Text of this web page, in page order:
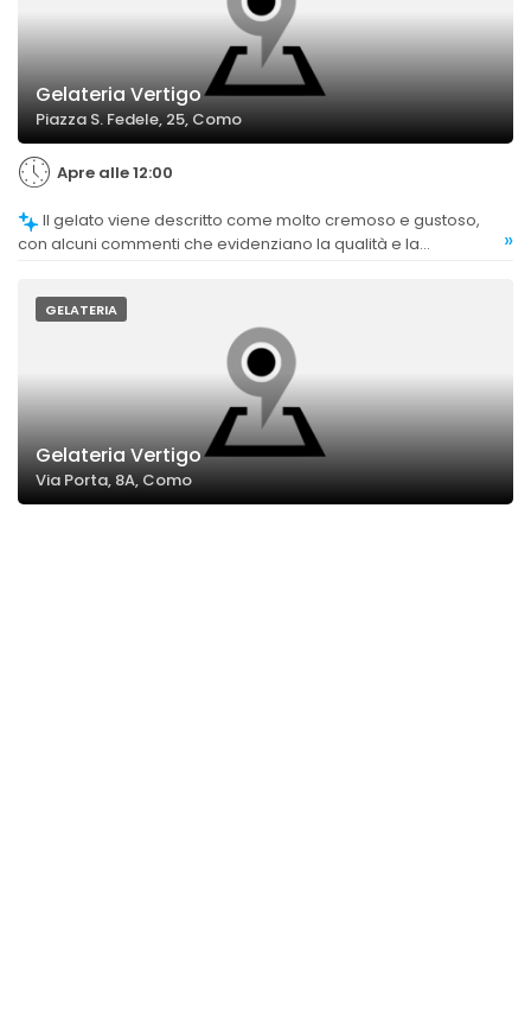
Gelateria Vertigo
Piazza S. Fedele, 25, Como
Apre alle 12:00
con alcuni commenti che evidenziano la qualità e la
»
GELATERIA
Gelateria Vertigo
Via Porta, 8A, Como